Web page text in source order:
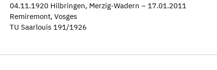
04.11.1920 Hilbringen, Merzig-Wadern – 17.01.2011
Remiremont, Vosges
TU Saarlouis 191/1926